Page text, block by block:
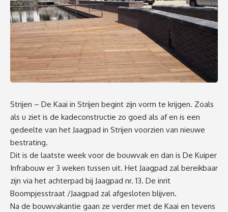
Strijen – De Kaai in Strijen begint zijn vorm te krijgen. Zoals
als u ziet is de kadeconstructie zo goed als af en is een
gedeelte van het Jaagpad in Strijen voorzien van nieuwe
bestrating.
Dit is de laatste week voor de bouwvak en dan is De Kuiper
Infrabouw er 3 weken tussen uit. Het Jaagpad zal bereikbaar
zijn via het achterpad bij Jaagpad nr. 13. De inrit
Boompjesstraat /Jaagpad zal afgesloten blijven.
Na de bouwvakantie gaan ze verder met de Kaai en tevens